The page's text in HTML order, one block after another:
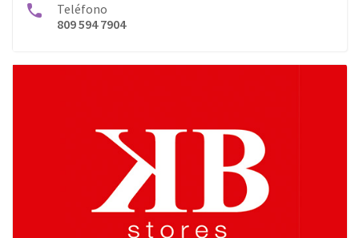
Teléfono
809 594 7904